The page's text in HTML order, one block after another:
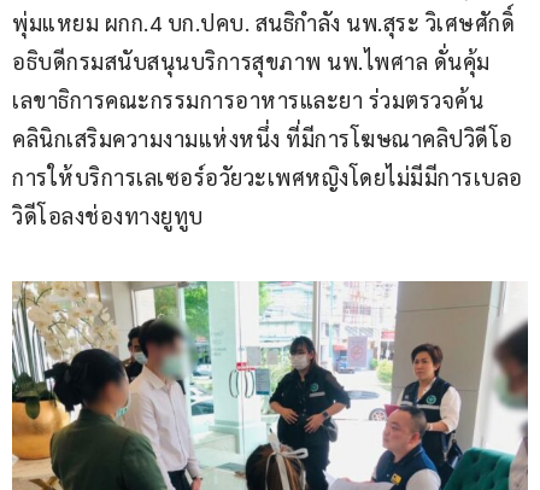
พุ่มแหยม ผกก.4 บก.ปคบ. สนธิกำลัง นพ.สุระ วิเศษศักดิ์
อธิบดีกรมสนับสนุนบริการสุขภาพ นพ.ไพศาล ดั่นคุ้ม
เลขาธิการคณะกรรมการอาหารและยา ร่วมตรวจค้น
คลินิกเสริมความงามแห่งหนึ่ง ที่มีการโฆษณาคลิปวิดีโอ
การให้บริการเลเซอร์อวัยวะเพศหญิงโดยไม่มีมีการเบลอ
วิดีโอลงช่องทางยูทูบ